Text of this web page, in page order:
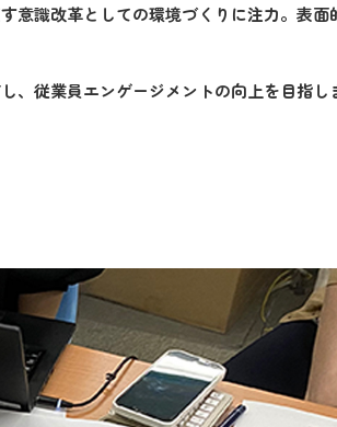
意識改革としての環境づくりに注力。表面
従業員エンゲージメントの向上を目指し